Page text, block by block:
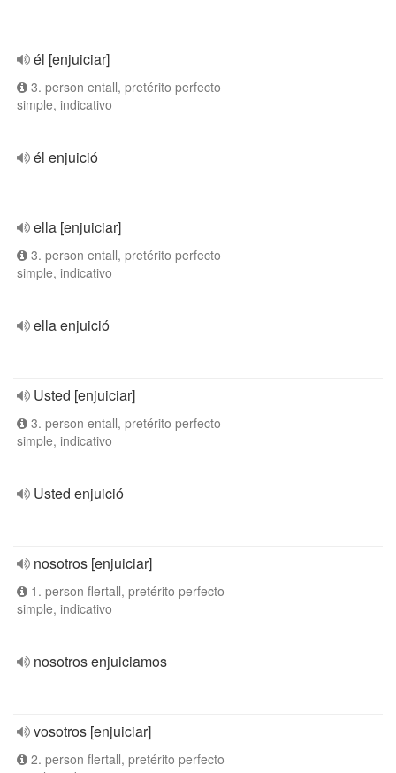
él [enjuiciar]
3. person entall, pretérito perfecto
simple, indicativo
él enjuició
ella [enjuiciar]
3. person entall, pretérito perfecto
simple, indicativo
ella enjuició
Usted [enjuiciar]
3. person entall, pretérito perfecto
simple, indicativo
Usted enjuició
nosotros [enjuiciar]
1. person flertall, pretérito perfecto
simple, indicativo
nosotros enjuiciamos
vosotros [enjuiciar]
2. person flertall, pretérito perfecto